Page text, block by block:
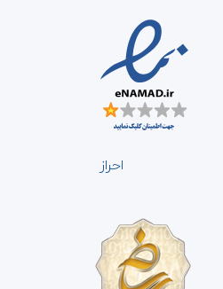
احراز